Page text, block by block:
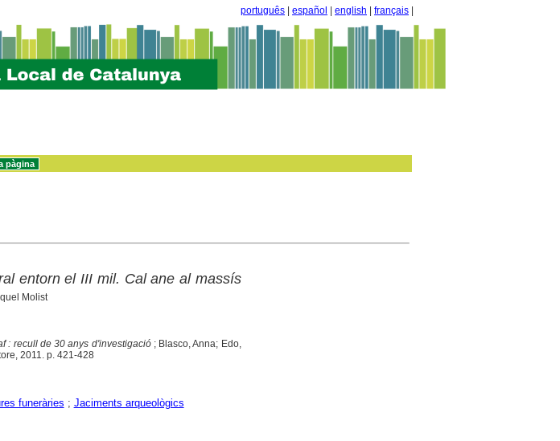
português español english français
entorn el III mil. Cal ane al massís
Molist
: recull de 30 anys d'investigació; Blasco, Anna; Edo,
2011. p. 421-428
funeràries ; Jaciments arqueològics